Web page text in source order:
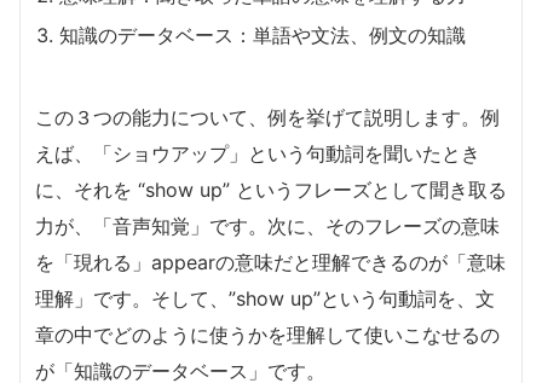
知識のデータベース：単語や文法、例文の知識
この３つの能力について、例を挙げて説明します。例
えば、「ショウアップ」という句動詞を聞いたとき
に、それを “show up” というフレーズとして聞き取る
力が、「音声知覚」です。次に、そのフレーズの意味
を「現れる」appearの意味だと理解できるのが「意味
理解」です。そして、”show up”という句動詞を、文
章の中でどのように使うかを理解して使いこなせるの
が「知識のデータベース」です。